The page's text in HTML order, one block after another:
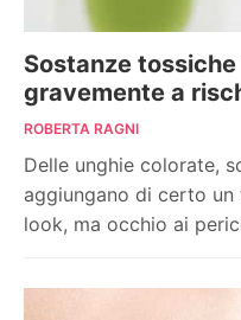
Sostanze
gravemente a
ROBERTA RAGNI
Delle unghie colorate,
aggiungano di certo
look, ma occhio ai